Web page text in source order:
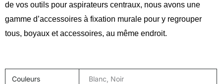
de vos outils pour aspirateurs centraux, nous avons une
gamme d’accessoires à fixation murale pour y regrouper
tous, boyaux et accessoires, au même endroit.
Couleurs Blanc, Noir